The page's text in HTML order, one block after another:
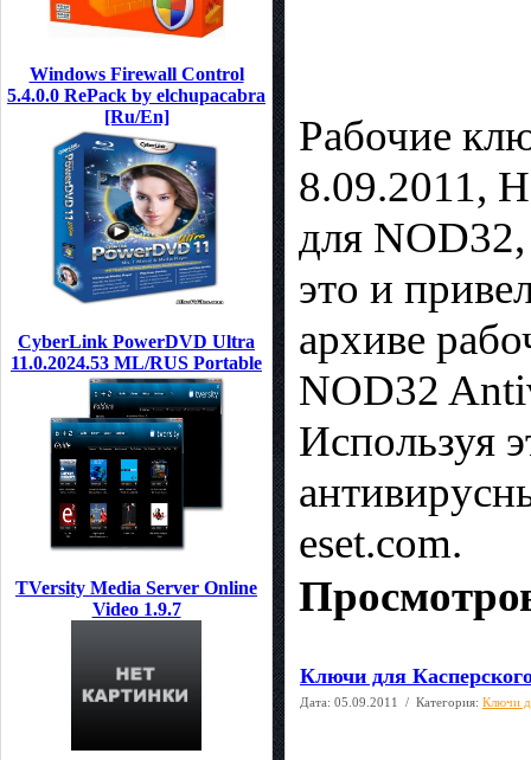
Windows Firewall Control
5.4.0.0 RePack by elchupacabra
[Ru/En]
CyberLink PowerDVD Ultra
11.0.2024.53 ML/RUS Portable
TVersity Media Server Online
Video 1.9.7
Рабочие
8.09.2011,
для
это и
архиве
NOD32
Используя
eset.com.
Ключи для
Дата: 05.09.2011 / Категория: Ключи